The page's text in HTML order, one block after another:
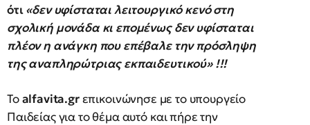
ότι«δεν υφίσταται λειτουργικό κενό στη
σχολική μονάδα κι επομένως δεν υφίσταται
πλέον η ανάγκη που επέβαλε την πρόσληψη
της αναπληρώτριας εκπαιδευτικού» !!!
Τοalfavita.grεπικοινώνησε με το υπουργείο
Παιδείας για το θέμα αυτό και πήρε την